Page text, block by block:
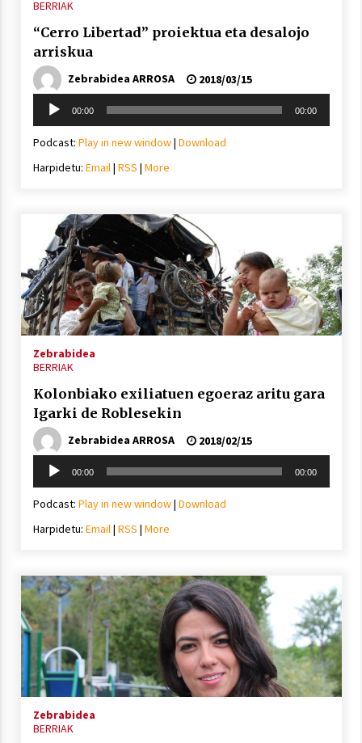
BERRIAK
“Cerro Libertad” proiektua eta desalojo
arriskua
Zebrabidea ARROSA
2018/03/15
Soinu
erreproduzigailua
00:00 00:00
Podcast: Play in new window| Download
Harpidetu: Email| RSS | More
Zebrabidea
BERRIAK
Kolonbiako exiliatuen egoeraz aritu gara
Igarki de Roblesekin
Zebrabidea ARROSA
2018/02/15
Soinu
erreproduzigailua
00:00 00:00
Podcast: Play in new window| Download
Harpidetu: Email| RSS | More
Zebrabidea
BERRIAK